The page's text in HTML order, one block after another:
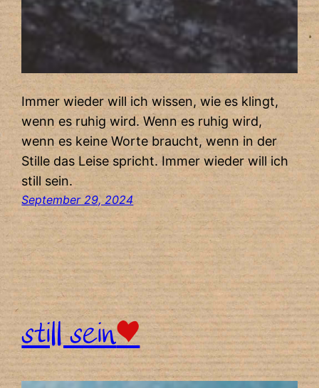
Immer wieder will ich wissen, wie es klingt,
wenn es ruhig wird. Wenn es ruhig wird,
wenn es keine Worte braucht, wenn in der
Stille das Leise spricht. Immer wieder will ich
still sein.
September 29, 2024
still sein